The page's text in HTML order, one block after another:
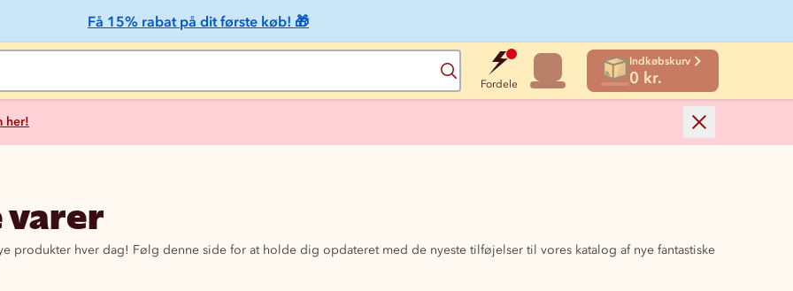
Få 15% rabat på dit første køb! 🎁
Søg
Fordele
Indkøbskurv
0 kr.
her!
varer
produkter hver dag! Følg denne side for at holde dig opdateret med de nyeste tilføjelser til vores katalog af nye fantastiske